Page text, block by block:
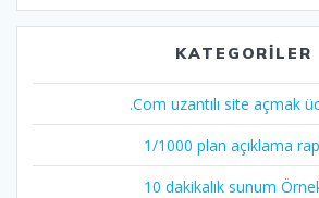
KATEGORILER
.Com uzantılı site açmak
1/1000 plan açıklama
10 dakikalık sunum